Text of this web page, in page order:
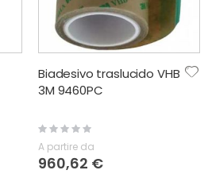
Biadesivo traslucido VHB
3M 9460PC
Rating:
0%
A partire da
960,62 €